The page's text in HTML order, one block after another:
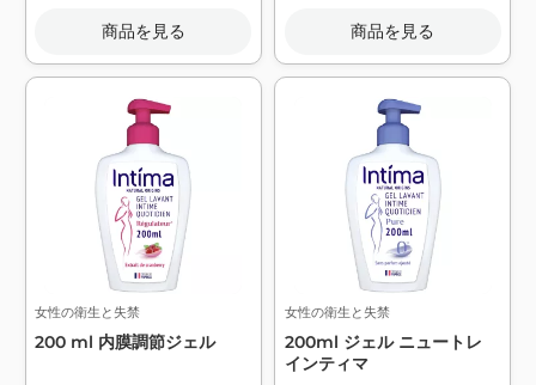
商品を見る 商品を見る
女性の衛生と失禁
200 ml 内膜調節ジェル
女性の衛生と失禁
200ml ジェル ニュートレ
インティマ